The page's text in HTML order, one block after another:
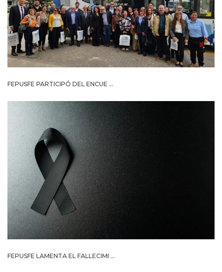
FEPUSFE PARTICIPÓ DEL ENCUE ...
FEPUSFE LAMENTA EL FALLECIMI ...